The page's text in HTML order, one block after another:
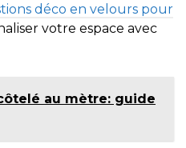
déco en velours pour
votre espace avec
au mètre: guide